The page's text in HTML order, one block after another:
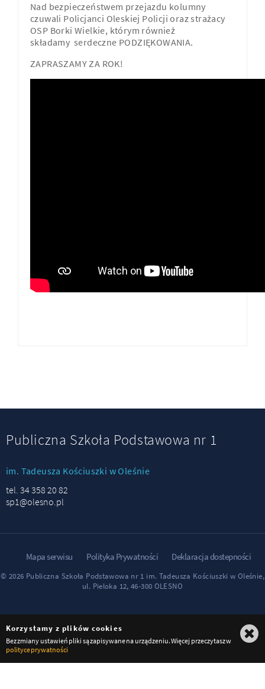
Nad bezpieczeństwem przejazdu kolumny
czuwali Policjanci Oleskiej Policji oraz strażacy
OSP Borki Wielkie, którym również
składamy serdeczne PODZIĘKOWANIA.
ZAPRASZAMY ZA ROK!
Publiczna Szkoła Podstawowa nr 1
im. Tadeusza Kościuszki w Oleśnie
tel. 34 358 20 82
sp1@olesno.pl
Mapa serwisu Polityka Prywatności Deklaracja dostepności
© 2026 Publiczna Szkoła Podstawowa nr 1 im. Tadeusza Kościuszki w Oleśnie,
ul. Pieloka 12, 46-300 OLESNO
Korzystamy z plików cookies
Bez zmiany ustawień pliki są zapisywane na urządzeniu. Więcej przeczytasz w
polityce prywatności